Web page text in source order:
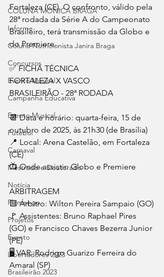
COLUNA MÔNICA BRAGA
Informe
Coluna Nutricionista Janira Braga
Concursos
Evento Musical
Campanha Educativa
Evento Musical
Futebol
Carnaval
Mestrado e Doutorado
Notícia
Flamengo
Projetos
Evento
Libertadores 2023
Brasileirão 2023
Fortaleza (CE). O confronto, válido pela
28ª rodada da Série A do Campeonato
Brasileiro, terá transmissão da Globo e
do Premiere.
✅ FICHA TÉCNICA
FORTALEZA X VASCO
BRASILEIRÃO - 28ª RODADA
📆 Data e horário: quarta-feira, 15 de
outubro de 2025, às 21h30 (de Brasília)
📍 Local: Arena Castelão, em Fortaleza
(CE)
📺 Onde assistir: Globo e Premiere
ARBITRAGEM
🟨 Árbitro: Wilton Pereira Sampaio (GO)
🚩 Assistentes: Bruno Raphael Pires
(GO) e Francisco Chaves Bezerra Junior
(PE)
🖥️ VAR: Rodrigo Guarizo Ferreira do
Amaral (SP)